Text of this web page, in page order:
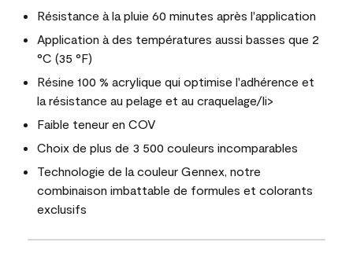
Résistance à la pluie 60 minutes après l'application
Application à des températures aussi basses que 2
°C (35 °F)
Résine 100 % acrylique qui optimise l'adhérence et
la résistance au pelage et au craquelage/li>
Faible teneur en COV
Choix de plus de 3 500 couleurs incomparables
Technologie de la couleur Gennex, notre
combinaison imbattable de formules et colorants
exclusifs